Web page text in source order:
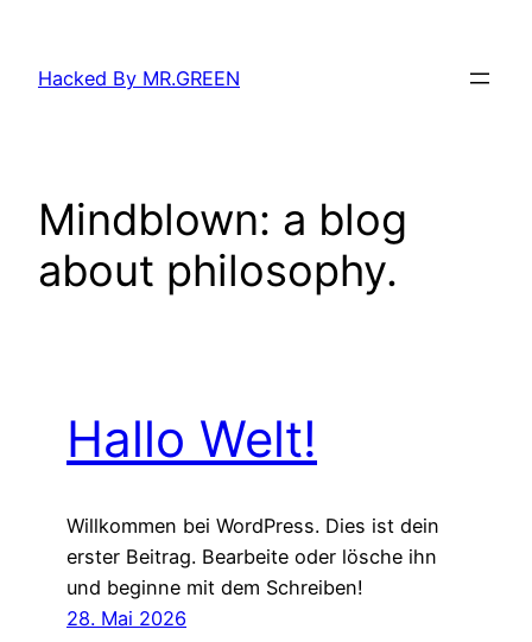
springen
Hacked By MR.GREEN
Mindblown: a blog
about philosophy.
Hallo Welt!
Willkommen bei WordPress. Dies ist dein
erster Beitrag. Bearbeite oder lösche ihn
und beginne mit dem Schreiben!
28. Mai 2026